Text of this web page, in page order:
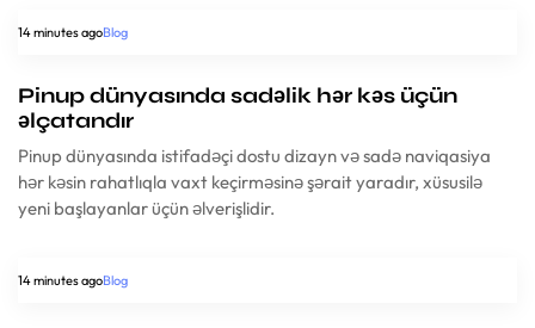
14 minutes agoBlog
Pinup dünyasında sadəlik hər kəs üçün
əlçatandır
Pinup dünyasında istifadəçi dostu dizayn və sadə naviqasiya
hər kəsin rahatlıqla vaxt keçirməsinə şərait yaradır, xüsusilə
yeni başlayanlar üçün əlverişlidir.
14 minutes agoBlog